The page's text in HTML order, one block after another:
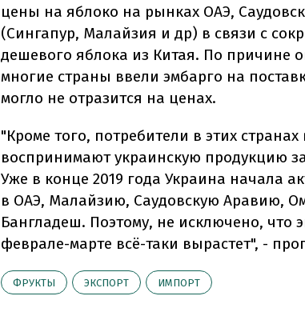
цены на яблоко на рынках ОАЭ,
(Сингапур, Малайзия и др) в связи с
дешевого яблока из Китая. По причине
многие страны ввели эмбарго на
могло не отразится на ценах.
"Кроме того, потребители в этих
воспринимают украинскую продукцию
Уже в конце 2019 года Украина начала
в ОАЭ, Малайзию, Саудовскую Аравию,
Бангладеш. Поэтому, не исключено, что
феврале-марте всё-таки вырастет", -
ФРУКТЫ ЭКСПОРТ ИМПОРТ